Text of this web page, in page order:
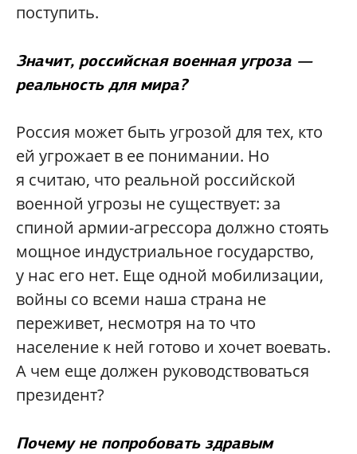
поступить.
Значит, российская военная угроза —
реальность для мира?
Россия может быть угрозой для тех, кто
ей угрожает в ее понимании. Но
я считаю, что реальной российской
военной угрозы не существует: за
спиной армии-агрессора должно стоять
мощное индустриальное государство,
у нас его нет. Еще одной мобилизации,
войны со всеми наша страна не
переживет, несмотря на то что
население к ней готово и хочет воевать.
А чем еще должен руководствоваться
президент?
Почему не попробовать здравым